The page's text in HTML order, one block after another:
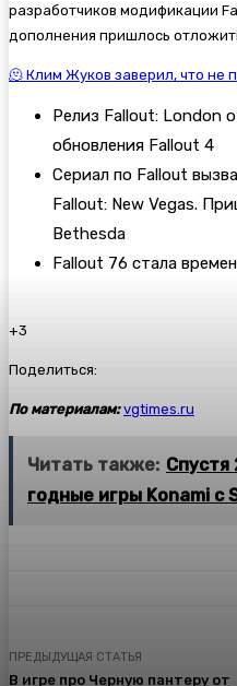
разработчиков модификации
дополнения пришлось
🫠 Клим Жуков заверил, что не
Релиз Fallout: London
обновления Fallout 4
Сериал по Fallout
Fallout: New Vegas.
Bethesda
Fallout 76 стала
+3
Поделиться:
По материалам: vgtimes.ru
Читать также: Спустя
годные игры Konami с
ПРЕДЫДУЩАЯ СТАТЬЯ
В игре про Черную пантеру от